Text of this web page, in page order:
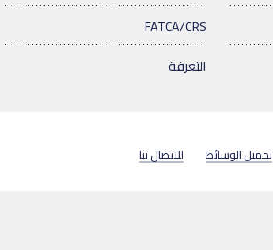
FATCA/CRS
التعرفة
للاتصال بنا تحميل الوسائط